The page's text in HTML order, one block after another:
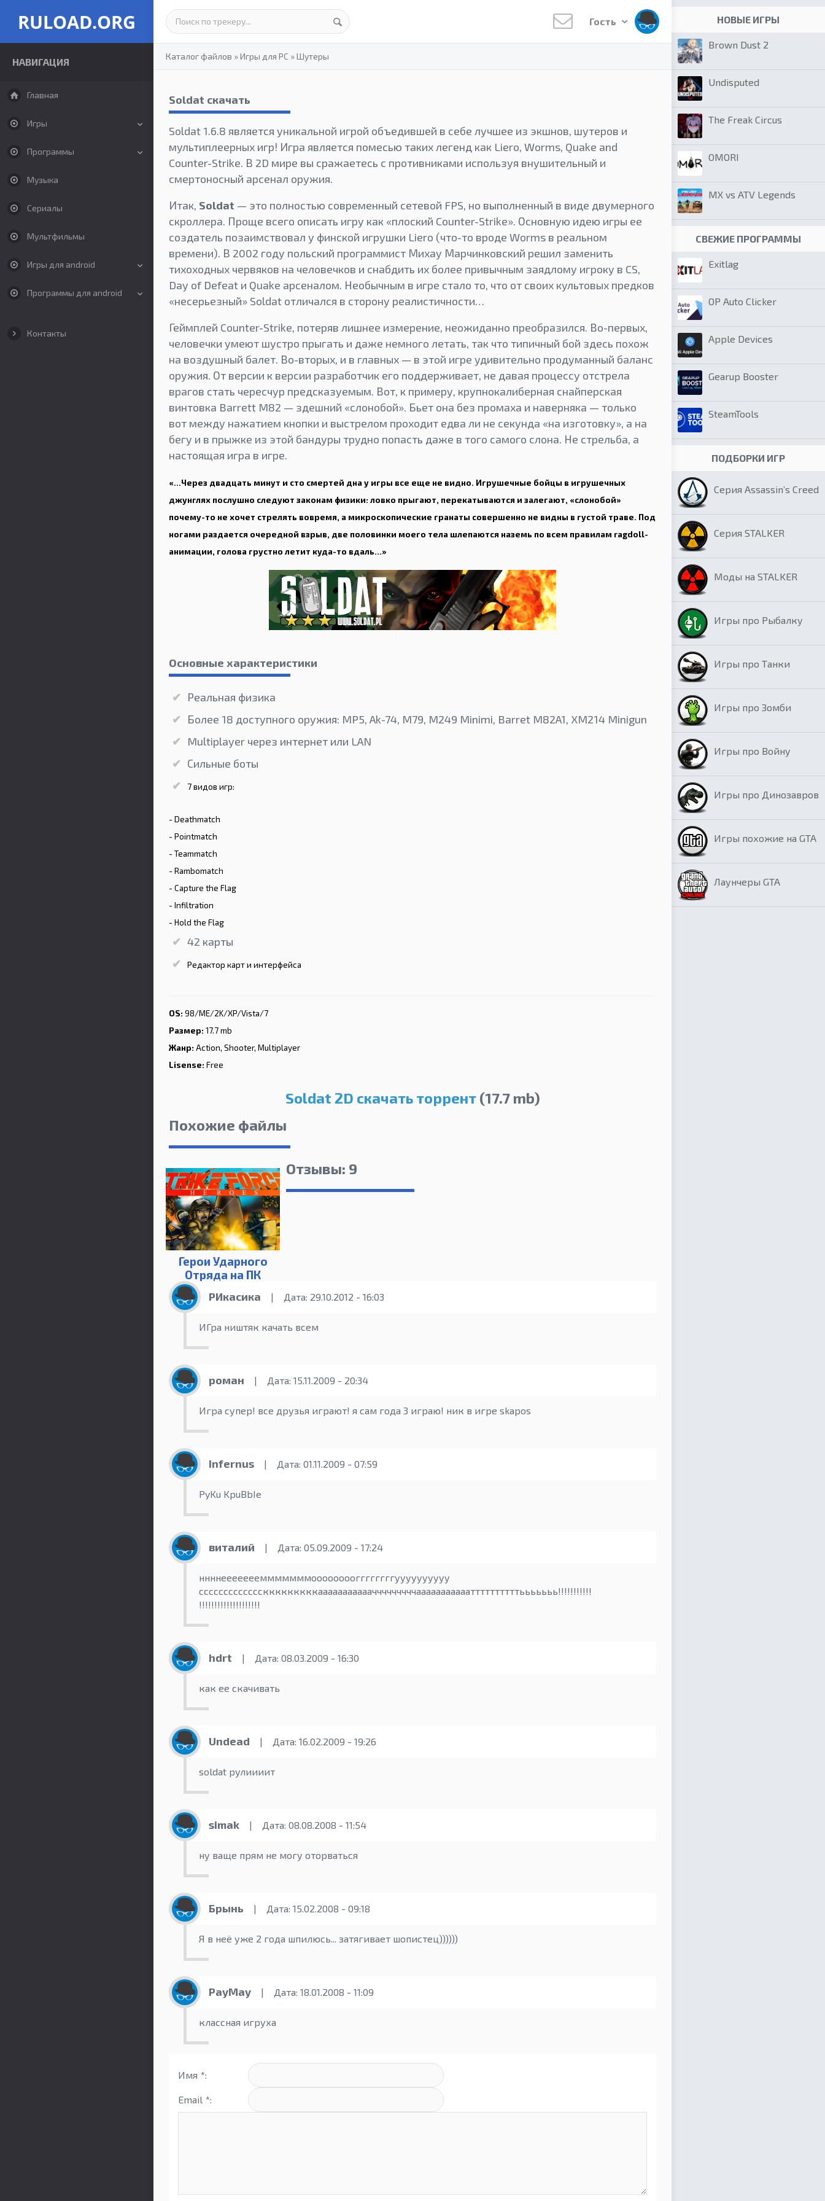
RULOAD.ORG
НАВИГАЦИЯ
Главная
Игры
Программы
Музыка
Сериалы
Мультфильмы
Игры для android
Программы для android
Контакты
Гость
Каталог файлов »Игры для PC »Шутеры
Soldat скачать
Soldat 1.6.8 является уникальной игрой объедившей в себе лучшее из экшнов, шутеров и
мультиплеерных игр! Игра является помесью таких легенд как Liero, Worms, Quake and
Counter-Strike. В 2D мире вы сражаетесь с противниками используя внушительный и
смертоносный арсенал оружия.
Итак, Soldat — это полностью современный сетевой FPS, но выполненный в виде двумерного
скроллера. Проще всего описать игру как «плоский Counter-Strike». Основную идею игры ее
создатель позаимствовал у финской игрушки Liero (что-то вроде Worms в реальном
времени). В 2002 году польский программист Михау Марчинковский решил заменить
тихоходных червяков на человечков и снабдить их более привычным заядлому игроку в CS,
Day of Defeat и Quake арсеналом. Необычным в игре стало то, что от своих культовых предков
«несерьезный» Soldat отличался в сторону реалистичности…
Геймплей Counter-Strike, потеряв лишнее измерение, неожиданно преобразился. Во-первых,
человечки умеют шустро прыгать и даже немного летать, так что типичный бой здесь похож
на воздушный балет. Во-вторых, и в главных — в этой игре удивительно продуманный баланс
оружия. От версии к версии разработчик его поддерживает, не давая процессу отстрела
врагов стать чересчур предсказуемым. Вот, к примеру, крупнокалиберная снайперская
винтовка Barrett M82 — здешний «слонобой». Бьет она без промаха и наверняка — только
вот между нажатием кнопки и выстрелом проходит едва ли не секунда «на изготовку», а на
бегу и в прыжке из этой бандуры трудно попасть даже в того самого слона. Не стрельба, а
настоящая игра в игре.
«…Через двадцать минут и сто смертей дна у игры все еще не видно. Игрушечные бойцы в игрушечных
джунглях послушно следуют законам физики: ловко прыгают, перекатываются и залегают, «слонобой»
почему-то не хочет стрелять вовремя, а микроскопические гранаты совершенно не видны в густой траве. Под
ногами раздается очередной взрыв, две половинки моего тела шлепаются наземь по всем правилам ragdoll-
анимации, голова грустно летит куда-то вдаль…»
Основные характеристики
Реальная физика
Более 18 доступного оружия: MP5, Ak-74, M79, M249 Minimi, Barret M82A1, XM214 Minigun
Multiplayer через интернет или LAN
Сильные боты
7 видов игр:
- Deathmatch
- Pointmatch
- Teammatch
- Rambomatch
- Capture the Flag
- Infiltration
- Hold the Flag
42 карты
Редактор карт и интерфейса
OS: 98/ME/2K/XP/Vista/7
Размер: 17.7 mb
Жанр: Action, Shooter, Multiplayer
Lisense: Free
Soldat 2D скачать торрент(17.7 mb)
Похожие файлы
Герои Ударного
Отряда на ПК
Отзывы: 9
РИкасика | Дата: 29.10.2012 - 16:03
ИГра ништяк качать всем
роман | Дата: 15.11.2009 - 20:34
Игра супер! все друзья играют! я сам года 3 играю! ник в игре skapos
Infernus | Дата: 01.11.2009 - 07:59
PyKu KpuBbIe
виталий | Дата: 05.09.2009 - 17:24
ннннееееееемммммммооооооооггггггггуууууууууу
ссссссссссссскккккккккааааааааааачччччччччаааааааааааттттттттттььььььь!!!!!!!!!!!
!!!!!!!!!!!!!!!!!!!!
hdrt | Дата: 08.03.2009 - 16:30
как ее скачивать
Undead | Дата: 16.02.2009 - 19:26
soldat рулиииит
simak | Дата: 08.08.2008 - 11:54
ну ваще прям не могу оторваться
Брынь | Дата: 15.02.2008 - 09:18
Я в неё уже 2 года шпилюсь... затягивает шопистец))))))
PayMay | Дата: 18.01.2008 - 11:09
классная игруха
Имя *:
Email *:
НОВЫЕ ИГРЫ
Brown Dust 2
Undisputed
The Freak Circus
OMORI
MX vs ATV Legends
СВЕЖИЕ ПРОГРАММЫ
Exitlag
OP Auto Clicker
Apple Devices
Gearup Booster
SteamTools
ПОДБОРКИ ИГР
Серия Assassin’s Creed
Серия STALKER
Моды на STALKER
Игры про Рыбалку
Игры про Танки
Игры про Зомби
Игры про Войну
Игры про Динозавров
Игры похожие на GTA
Лаунчеры GTA